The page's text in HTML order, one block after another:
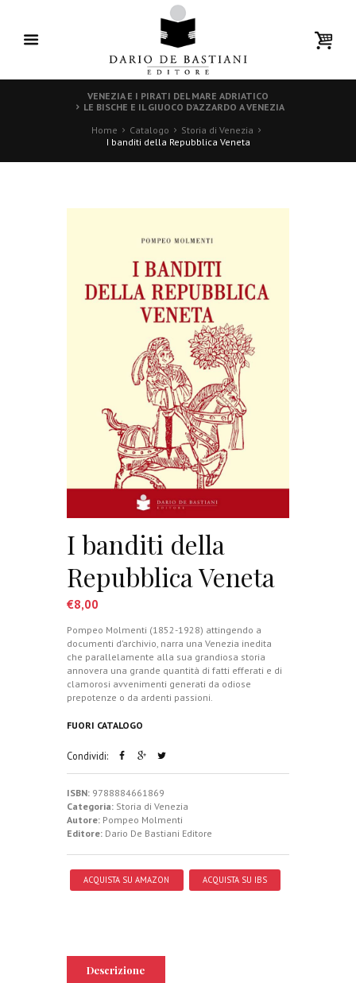
VENEZIA E I PIRATI DEL MARE ADRIATICO
LE BISCHE E IL GIUOCO D’AZZARDO A VENEZIA
Home
Catalogo
Storia di Venezia
I banditi della Repubblica Veneta
I banditi della
Repubblica Veneta
€8,00
Pompeo Molmenti (1852-1928) attingendo a
documenti d’archivio, narra una Venezia inedita
che parallelamente alla sua grandiosa storia
annovera una grande quantità di fatti efferati e di
clamorosi avvenimenti generati da odiose
prepotenze o da ardenti passioni.
FUORI CATALOGO
Condividi:
ISBN: 9788884661869
Categoria: Storia di Venezia
Autore: Pompeo Molmenti
Editore: Dario De Bastiani Editore
ACQUISTA SU AMAZON ACQUISTA SU IBS
Descrizione